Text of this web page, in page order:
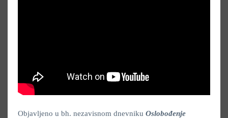
Objavljeno u bh. nezavisnom dnevniku Oslobođenje